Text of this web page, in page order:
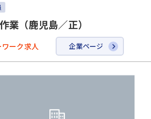
業（鹿児島／正）
ーク求人 企業ページ